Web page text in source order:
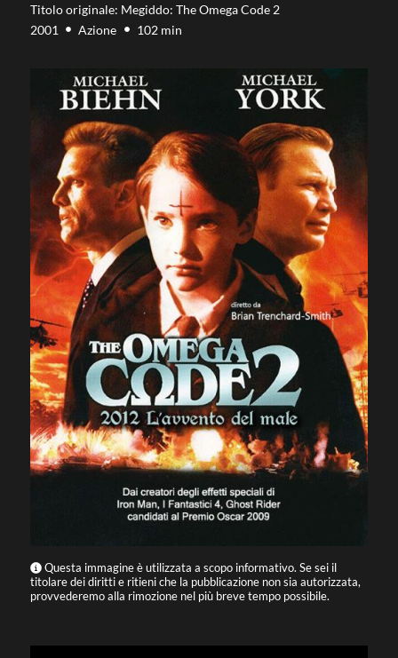
Titolo originale: Megiddo: The Omega Code 2
2001
Azione 102 min
Questa immagine è utilizzata a scopo informativo. Se sei il
titolare dei diritti e ritieni che la pubblicazione non sia autorizzata,
provvederemo alla rimozione nel più breve tempo possibile.